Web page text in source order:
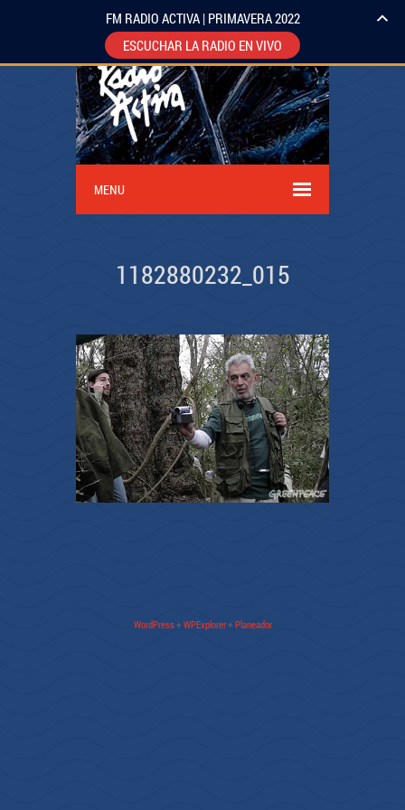
MENU
1182880232_015
WordPress+ WPExplorer+ Planeador
FM RADIO ACTIVA | PRIMAVERA 2022
ESCUCHAR LA RADIO EN VIVO